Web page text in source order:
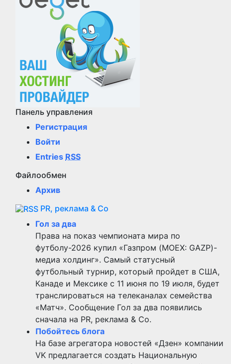
Панель управления
Регистрация
Войти
Entries RSS
Файлообмен
Архив
PR, реклама & Co
Гол за два
Права на показ чемпионата мира по
футболу-2026 купил «Газпром (MOEX: GAZP)-
медиа холдинг». Самый статусный
футбольный турнир, который пройдет в США,
Канаде и Мексике с 11 июня по 19 июля, будет
транслироваться на телеканалах семейства
«Матч». Сообщение Гол за два появились
сначала на PR, реклама & Co.
Побойтесь блога
На базе агрегатора новостей «Дзен» компании
VK предлагается создать Национальную